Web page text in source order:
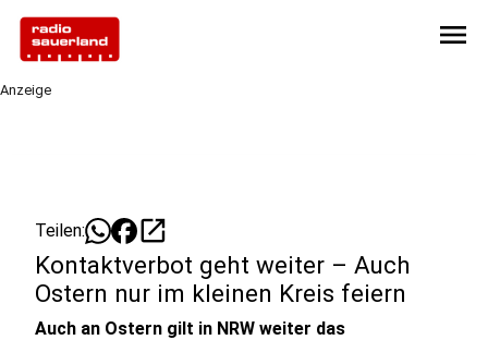
menu
Anzeige
Teilen: open_in_new
Kontaktverbot geht weiter – Auch
Ostern nur im kleinen Kreis feiern
Auch an Ostern gilt in NRW weiter das